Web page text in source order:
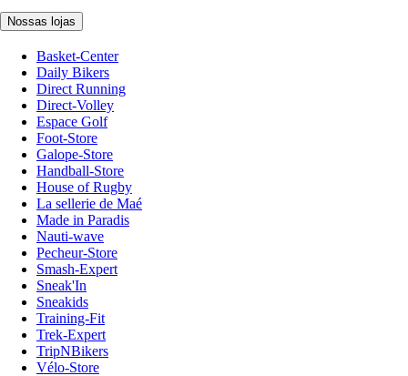
Nossas lojas
Basket-Center
Daily Bikers
Direct Running
Direct-Volley
Espace Golf
Foot-Store
Galope-Store
Handball-Store
House of Rugby
La sellerie de Maé
Made in Paradis
Nauti-wave
Pecheur-Store
Smash-Expert
Sneak'In
Sneakids
Training-Fit
Trek-Expert
TripNBikers
Vélo-Store